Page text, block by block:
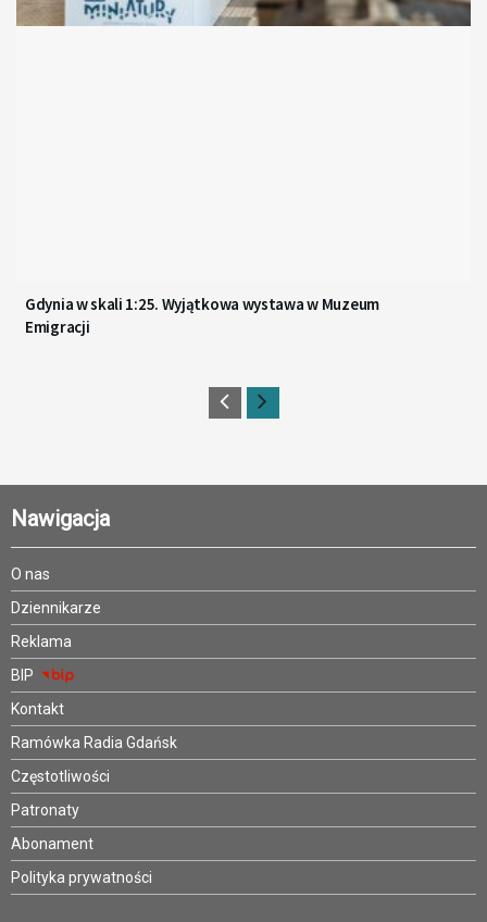
Gdynia w skali 1:25. Wyjątkowa wystawa w Muzeum
Emigracji
Nawigacja
O nas
Dziennikarze
Reklama
BIP
Kontakt
Ramówka Radia Gdańsk
Częstotliwości
Patronaty
Abonament
Polityka prywatności